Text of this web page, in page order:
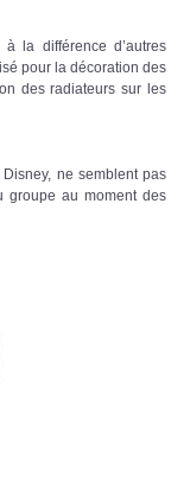
la différence d’autres
pour la décoration des
des radiateurs sur les
ne semblent pas
groupe au moment des